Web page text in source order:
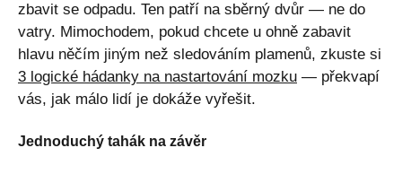
zbavit se odpadu. Ten patří na sběrný dvůr — ne do
vatry. Mimochodem, pokud chcete u ohně zabavit
hlavu něčím jiným než sledováním plamenů, zkuste si
3 logické hádanky na nastartování mozku — překvapí
vás, jak málo lidí je dokáže vyřešit.
Jednoduchý tahák na závěr